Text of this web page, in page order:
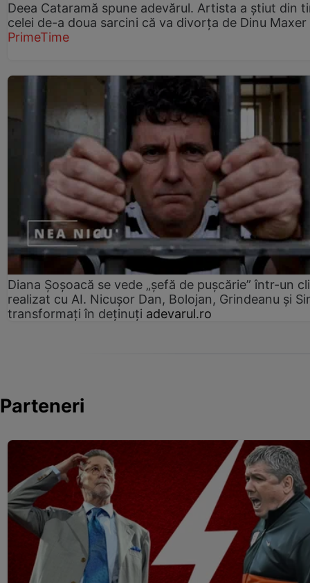
Deea Cataramă spune adevărul. Artista a știut din
celei de-a doua sarcini că va divorța de Dinu Maxer
PrimeTime
Diana Șoșoacă se vede „șefă de pușcărie” într-un
realizat cu AI. Nicușor Dan, Bolojan, Grindeanu și
transformați în deținuți adevarul.ro
Parteneri